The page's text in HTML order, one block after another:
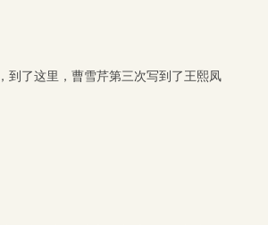
到了这里，曹雪芹第三次写到了王熙凤